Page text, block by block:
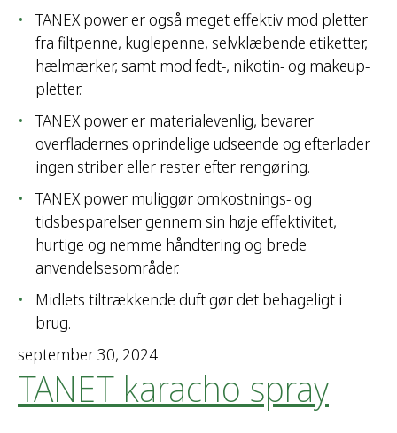
TANEX power er også meget effektiv mod pletter
fra filtpenne, kuglepenne, selvklæbende etiketter,
hælmærker, samt mod fedt-, nikotin- og makeup-
pletter.
TANEX power er materialevenlig, bevarer
overfladernes oprindelige udseende og efterlader
ingen striber eller rester efter rengøring.
TANEX power muliggør omkostnings- og
tidsbesparelser gennem sin høje effektivitet,
hurtige og nemme håndtering og brede
anvendelsesområder.
Midlets tiltrækkende duft gør det behageligt i
brug.
september 30, 2024
TANET karacho spray